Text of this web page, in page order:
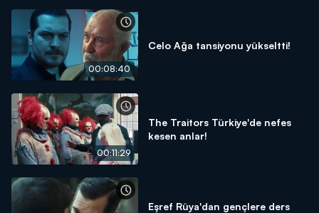
00:08:40
Celo Ağa tansiyonu yükseltti!
00:11:29
The Traitors Türkiye'de nefes
kesen anlar!
Eşref Rüya'dan gençlere ders